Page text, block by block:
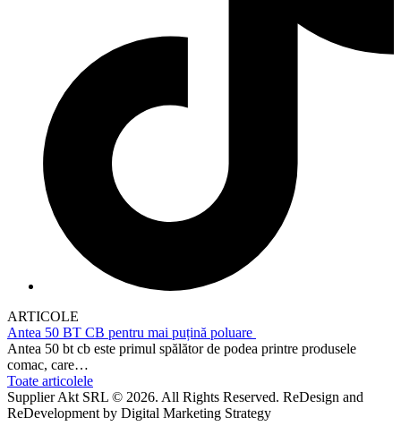
ARTICOLE
Antea 50 BT CB pentru mai puțină poluare
Antea 50 bt cb este primul spălător de podea printre produsele
comac, care…
Toate articolele
Supplier Akt SRL © 2026. All Rights Reserved. ReDesign and
ReDevelopment by Digital Marketing Strategy